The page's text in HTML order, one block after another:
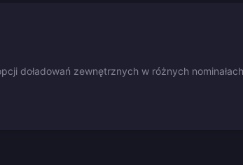
doładowań zewnętrznych w różnych